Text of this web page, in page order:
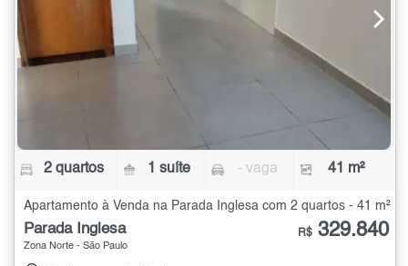
2 quartos 1 suíte - vaga 41 m²
Apartamento à Venda na Parada Inglesa com 2 quartos - 41 m²
Parada Inglesa
Zona Norte - São Paulo
R$ 329.840